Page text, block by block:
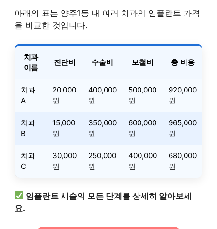
아래의 표는 양주1동 내 여러 치과의 임플란트 가격
을 비교한 것입니다.
치과
이름
진단비 수술비 보철비 총 비용
치과
A
20,000
원
400,000
원
500,000
원
920,000
원
치과
B
15,000
원
350,000
원
600,000
원
965,000
원
치과
C
30,000
원
250,000
원
400,000
원
680,000
원
임플란트 시술의 모든 단계를 상세히 알아보세
요.